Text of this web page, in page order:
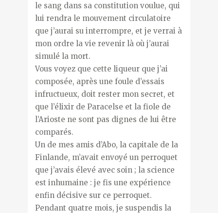
le sang dans sa constitution voulue, qui
lui rendra le mouvement circulatoire
que j’aurai su interrompre, et je verrai à
mon ordre la vie revenir là où j’aurai
simulé la mort.
Vous voyez que cette liqueur que j’ai
composée, après une foule d’essais
infructueux, doit rester mon secret, et
que l’élixir de Paracelse et la fiole de
l’Arioste ne sont pas dignes de lui être
comparés.
Un de mes amis d’Abo, la capitale de la
Finlande, m’avait envoyé un perroquet
que j’avais élevé avec soin ; la science
est inhumaine : je fis une expérience
enfin décisive sur ce perroquet.
Pendant quatre mois, je suspendis la